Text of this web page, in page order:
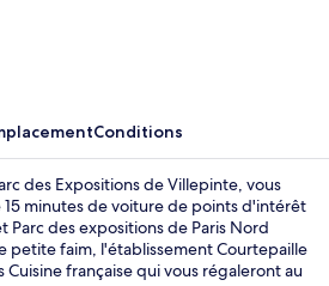
Conditions
des Expositions de Villepinte, vous
15 minutes de voiture de points d'intérêt
Parc des expositions de Paris Nord
petite faim, l'établissement Courtepaille
Cuisine française qui vous régaleront au